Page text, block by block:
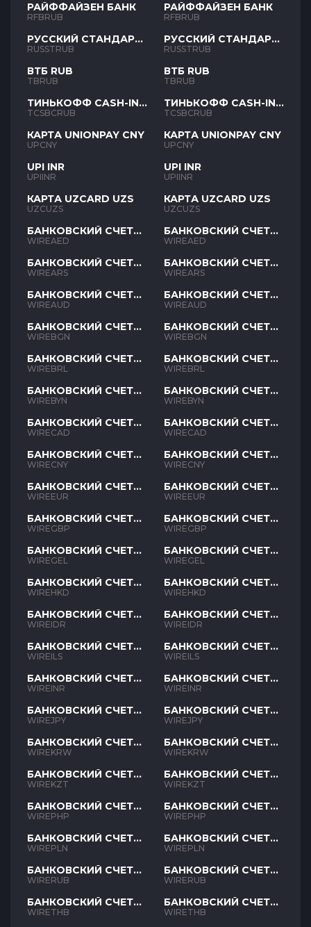
РАЙФФАЙЗЕН БАНК
RFBRUB
РУССКИЙ СТАНДАРТ
RUB
RUSSTRUB
ВТБ RUB
TBRUB
ТИНЬКОФФ CASH-IN
RUB
TCSBCRUB
КАРТА UNIONPAY CNY
UPCNY
UPI INR
UPIINR
КАРТА UZCARD UZS
UZCUZS
БАНКОВСКИЙ СЧЕТ
AED
WIREAED
БАНКОВСКИЙ СЧЕТ
ARS
WIREARS
БАНКОВСКИЙ СЧЕТ
AUD
WIREAUD
БАНКОВСКИЙ СЧЕТ
BGN
WIREBGN
БАНКОВСКИЙ СЧЕТ
BRL
WIREBRL
БАНКОВСКИЙ СЧЕТ
BYN
WIREBYN
БАНКОВСКИЙ СЧЕТ
CAD
WIRECAD
БАНКОВСКИЙ СЧЕТ
CNY
WIRECNY
БАНКОВСКИЙ СЧЕТ
EUR
WIREEUR
БАНКОВСКИЙ СЧЕТ
GBP
WIREGBP
БАНКОВСКИЙ СЧЕТ
GEL
WIREGEL
БАНКОВСКИЙ СЧЕТ
HKD
WIREHKD
БАНКОВСКИЙ СЧЕТ
IDR
WIREIDR
БАНКОВСКИЙ СЧЕТ
ILS
WIREILS
БАНКОВСКИЙ СЧЕТ
INR
WIREINR
БАНКОВСКИЙ СЧЕТ
JPY
WIREJPY
БАНКОВСКИЙ СЧЕТ
KRW
WIREKRW
БАНКОВСКИЙ СЧЕТ
KZT
WIREKZT
БАНКОВСКИЙ СЧЕТ
PHP
WIREPHP
БАНКОВСКИЙ СЧЕТ
PLN
WIREPLN
БАНКОВСКИЙ СЧЕТ
RUB
WIRERUB
БАНКОВСКИЙ СЧЕТ
THB
WIRETHB
РАЙФФАЙЗЕН БАНК
RFBRUB
РУССКИЙ СТАНДАРТ
RUB
RUSSTRUB
ВТБ RUB
TBRUB
ТИНЬКОФФ CASH-IN
RUB
TCSBCRUB
КАРТА UNIONPAY CNY
UPCNY
UPI INR
UPIINR
КАРТА UZCARD UZS
UZCUZS
БАНКОВСКИЙ СЧЕТ
AED
WIREAED
БАНКОВСКИЙ СЧЕТ
ARS
WIREARS
БАНКОВСКИЙ СЧЕТ
AUD
WIREAUD
БАНКОВСКИЙ СЧЕТ
BGN
WIREBGN
БАНКОВСКИЙ СЧЕТ
BRL
WIREBRL
БАНКОВСКИЙ СЧЕТ
BYN
WIREBYN
БАНКОВСКИЙ СЧЕТ
CAD
WIRECAD
БАНКОВСКИЙ СЧЕТ
CNY
WIRECNY
БАНКОВСКИЙ СЧЕТ
EUR
WIREEUR
БАНКОВСКИЙ СЧЕТ
GBP
WIREGBP
БАНКОВСКИЙ СЧЕТ
GEL
WIREGEL
БАНКОВСКИЙ СЧЕТ
HKD
WIREHKD
БАНКОВСКИЙ СЧЕТ
IDR
WIREIDR
БАНКОВСКИЙ СЧЕТ
ILS
WIREILS
БАНКОВСКИЙ СЧЕТ
INR
WIREINR
БАНКОВСКИЙ СЧЕТ
JPY
WIREJPY
БАНКОВСКИЙ СЧЕТ
KRW
WIREKRW
БАНКОВСКИЙ СЧЕТ
KZT
WIREKZT
БАНКОВСКИЙ СЧЕТ
PHP
WIREPHP
БАНКОВСКИЙ СЧЕТ
PLN
WIREPLN
БАНКОВСКИЙ СЧЕТ
RUB
WIRERUB
БАНКОВСКИЙ СЧЕТ
THB
WIRETHB